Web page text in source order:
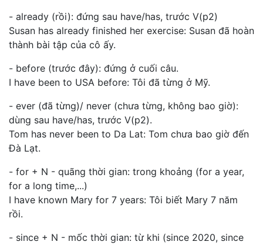
- already (rồi): đứng sau have/has, trước V(p2)
Susan has already finished her exercise: Susan đã hoàn
thành bài tập của cô ấy.
- before (trước đây): đứng ở cuối câu.
I have been to USA before: Tôi đã từng ở Mỹ.
- ever (đã từng)/ never (chưa từng, không bao giờ):
dùng sau have/has, trước V(p2).
Tom has never been to Da Lat: Tom chưa bao giờ đến
Đà Lạt.
- for + N - quãng thời gian: trong khoảng (for a year,
for a long time,...)
I have known Mary for 7 years: Tôi biết Mary 7 năm
rồi.
- since + N - mốc thời gian: từ khi (since 2020, since